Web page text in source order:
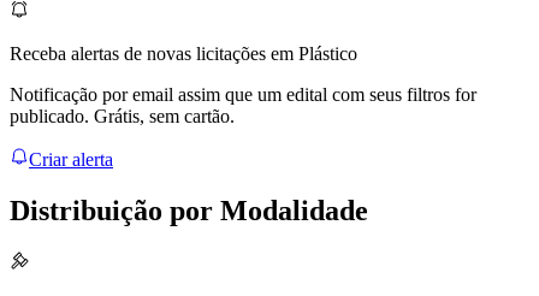
Receba alertas de novas licitações em Plástico
Notificação por email assim que um edital com seus filtros for
publicado. Grátis, sem cartão.
Criar alerta
Distribuição por Modalidade